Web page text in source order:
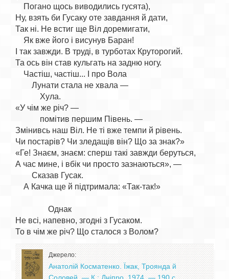
    Погано щось виводились гусята),
Ну, взять би Гусаку оте завдання й дати,
Так ні. Не встиг ще Віл доремигати,
    Як вже його і висунув Баран!
І так завжди. В труді, в турботах Круторогий.
Та ось він став кульгать на задню ногу.
    Частіш, частіш... І про Вола
        Лунати стала не хвала —
            Хула.
«У чім же річ? —
            помітив першим Півень. —
Змінивсь наш Віл. Не ті вже темпи й рівень.
Чи постарів? Чи зледащів він? Що за знак?»
«Ге! Знаєм, знаєм: сперш такі завжди беруться,
А час мине, і вбік чи просто зазнаються», —
        Сказав Гусак.
    А Качка ще й підтримала: «Так-так!»
                Однак
Не всі, напевно, згодні з Гусаком.
Джерело:
Анатолій Косматенко. Їжак, Троянда й